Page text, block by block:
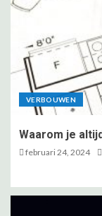
VERBOUWEN
Waarom je
februari 24, 2024